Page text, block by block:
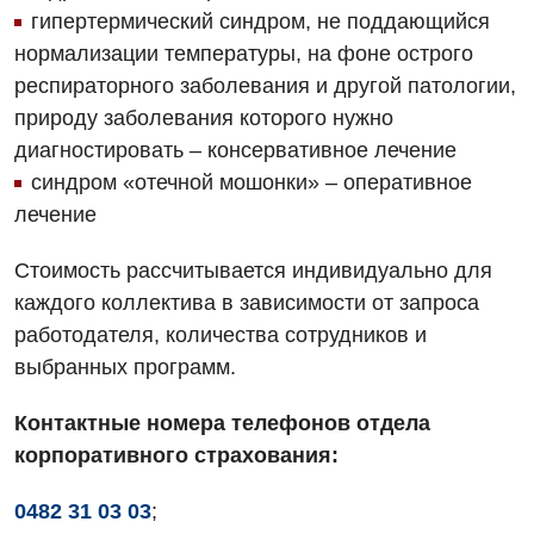
Хирургическое отделение
Эндокринология
Для детей
Детская аллергология
Детская гинекология
Детская дерматовенерология
гипертермический синдром, не поддающийся
нормализации температуры, на фоне острого
респираторного заболевания и другой патологии,
природу заболевания которого нужно
диагностировать – консервативное лечение
синдром «отечной мошонки» – оперативное
лечение
Стоимость рассчитывается индивидуально для
каждого коллектива в зависимости от запроса
работодателя, количества сотрудников и
выбранных программ.
Контактные номера телефонов отдела
корпоративного страхования:
0482 31 03 03;